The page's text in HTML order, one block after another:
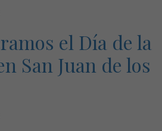
el Día de la
San Juan de los